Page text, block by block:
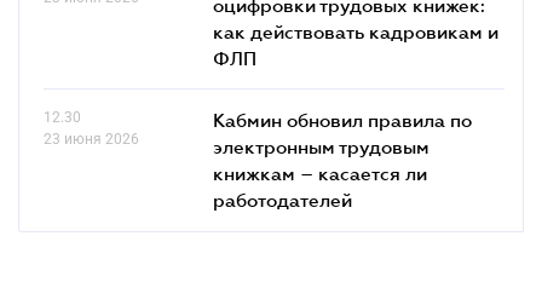
оцифровки трудовых книжек:
как действовать кадровикам и
ФЛП
12.30
23 июня 2026
Кабмин обновил правила по
электронным трудовым
книжкам – касается ли
работодателей